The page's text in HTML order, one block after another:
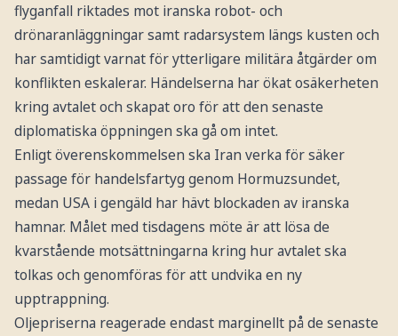
flyganfall riktades mot iranska robot- och
drönaranläggningar samt radarsystem längs kusten och
har samtidigt varnat för ytterligare militära åtgärder om
konflikten eskalerar. Händelserna har ökat osäkerheten
kring avtalet och skapat oro för att den senaste
diplomatiska öppningen ska gå om intet.
Enligt överenskommelsen ska Iran verka för säker
passage för handelsfartyg genom Hormuzsundet,
medan USA i gengäld har hävt blockaden av iranska
hamnar. Målet med tisdagens möte är att lösa de
kvarstående motsättningarna kring hur avtalet ska
tolkas och genomföras för att undvika en ny
upptrappning.
Oljepriserna reagerade endast marginellt på de senaste